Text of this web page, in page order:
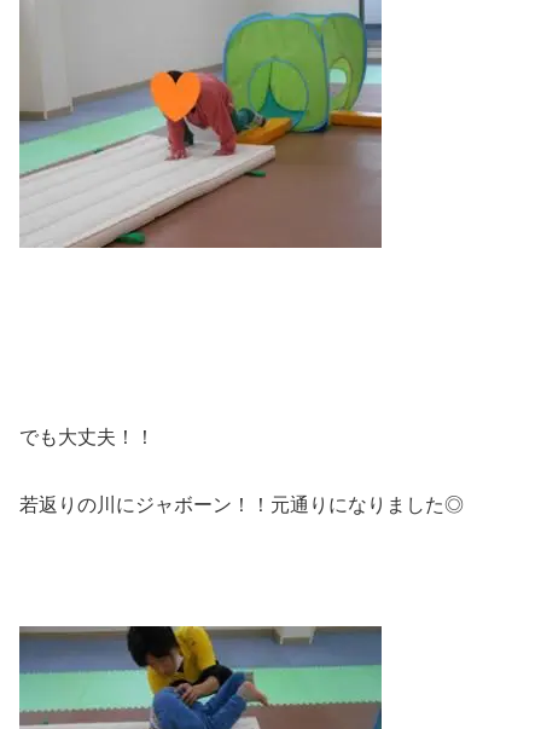
でも大丈夫！！
若返りの川にジャボーン！！元通りになりました◎